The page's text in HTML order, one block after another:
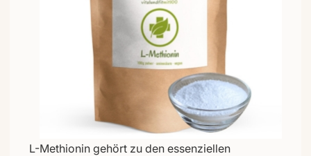
L-Methionin gehört zu den essenziellen